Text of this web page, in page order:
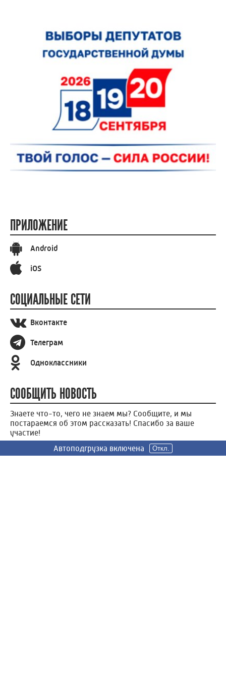
ПРИЛОЖЕНИЕ
Android
iOS
СОЦИАЛЬНЫЕ СЕТИ
Вконтакте
Телеграм
Одноклассники
СООБЩИТЬ НОВОСТЬ
Знаете что-то, чего не знаем мы? Сообщите, и мы
постараемся об этом рассказать! Спасибо за ваше
участие!
СООБЩИТЬ НОВОСТЬ
Автоподгрузка включена Откл.